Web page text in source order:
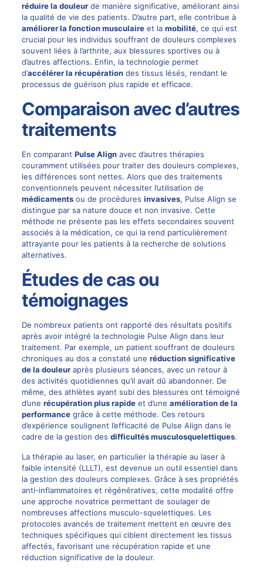
réduire la douleurde manière significative, améliorant ainsi
la qualité de vie des patients. D’autre part, elle contribue à
améliorer la fonction musculaireet la mobilité, ce qui est
crucial pour les individus souffrant de douleurs complexes
souvent liées à l’arthrite, aux blessures sportives ou à
d’autres affections. Enfin, la technologie permet
d’accélérer la récupérationdes tissus lésés, rendant le
processus de guérison plus rapide et efficace.
Comparaison avec d’autres
traitements
En comparant Pulse Alignavec d’autres thérapies
couramment utilisées pour traiter des douleurs complexes,
les différences sont nettes. Alors que des traitements
conventionnels peuvent nécessiter l’utilisation de
médicamentsou de procédures invasives, Pulse Align se
distingue par sa nature douce et non invasive. Cette
méthode ne présente pas les effets secondaires souvent
associés à la médication, ce qui la rend particulièrement
attrayante pour les patients à la recherche de solutions
alternatives.
Études de cas ou
témoignages
De nombreux patients ont rapporté des résultats positifs
après avoir intégré la technologie Pulse Align dans leur
traitement. Par exemple, un patient souffrant de douleurs
chroniques au dos a constaté une réduction significative
de la douleuraprès plusieurs séances, avec un retour à
des activités quotidiennes qu’il avait dû abandonner. De
même, des athlètes ayant subi des blessures ont témoigné
d’une récupération plus rapideet d’une amélioration de la
performancegrâce à cette méthode. Ces retours
d’expérience soulignent l’efficacité de Pulse Align dans le
cadre de la gestion des difficultés musculosquelettiques.
La thérapie au laser, en particulier la thérapie au laser à
faible intensité (LLLT), est devenue un outil essentiel dans
la gestion des douleurs complexes. Grâce à ses propriétés
anti-inflammatoires et régénératives, cette modalité offre
une approche novatrice permettant de soulager de
nombreuses affections musculo-squelettiques. Les
protocoles avancés de traitement mettent en œuvre des
techniques spécifiques qui ciblent directement les tissus
affectés, favorisant une récupération rapide et une
réduction significative de la douleur.